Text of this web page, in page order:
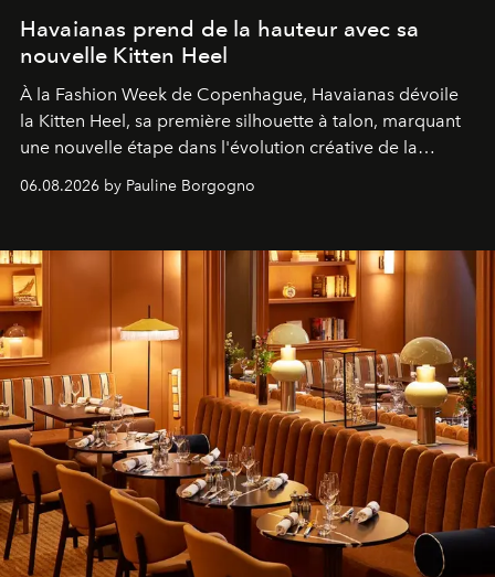
Havaianas prend de la hauteur avec sa
nouvelle Kitten Heel
À la Fashion Week de Copenhague, Havaianas dévoile
la Kitten Heel, sa première silhouette à talon, marquant
une nouvelle étape dans l'évolution créative de la
06.08.2026 by Pauline Borgogno